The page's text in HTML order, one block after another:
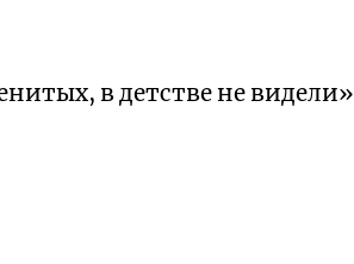
в детстве не видели»